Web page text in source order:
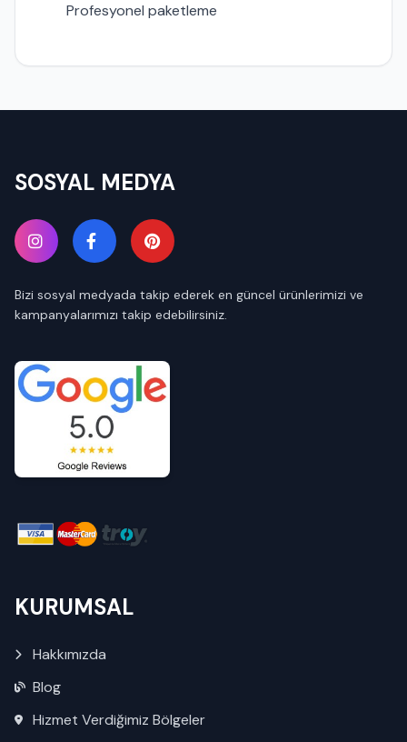
Profesyonel paketleme
SOSYAL MEDYA
Bizi sosyal medyada takip ederek en güncel ürünlerimizi ve
kampanyalarımızı takip edebilirsiniz.
KURUMSAL
Hakkımızda
Blog
Hizmet Verdiğimiz Bölgeler